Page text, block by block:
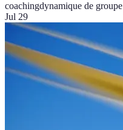
coachingdynamique de groupe
Jul 29